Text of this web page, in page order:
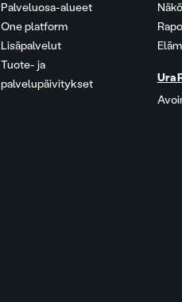
Palveluosa-alueet
One platform
Lisäpalvelut
Tuote- ja
palvelupäivitykset
Ura